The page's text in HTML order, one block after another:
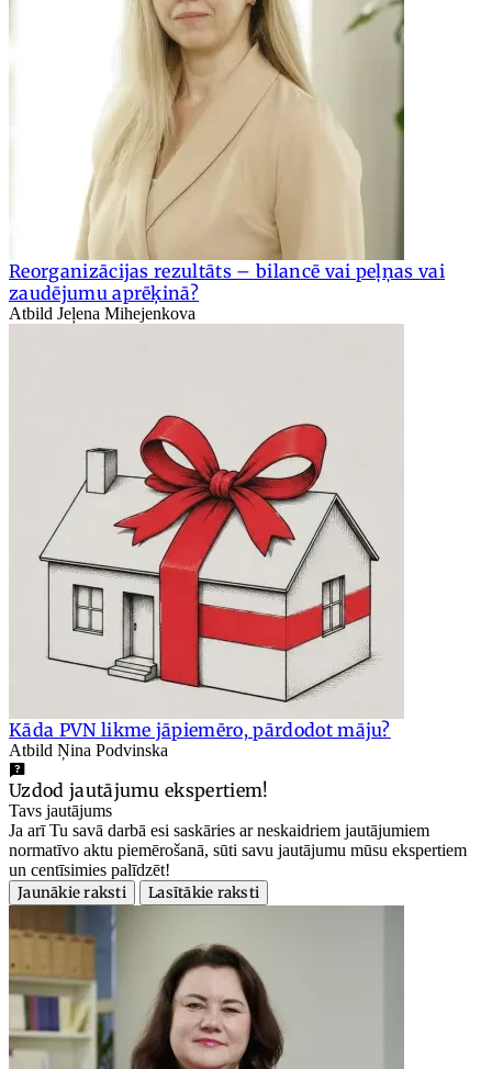
Reorganizācijas rezultāts – bilancē vai peļņas vai
zaudējumu aprēķinā?
Atbild Jeļena Mihejenkova
Kāda PVN likme jāpiemēro, pārdodot māju?
Atbild Ņina Podvinska
Uzdod jautājumu ekspertiem!
Tavs jautājums
Ja arī Tu savā darbā esi saskāries ar neskaidriem jautājumiem
normatīvo aktu piemērošanā, sūti savu jautājumu mūsu ekspertiem
un centīsimies palīdzēt!
Jaunākie raksti
Lasītākie raksti